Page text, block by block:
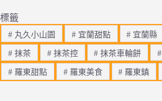
標籤
#丸久小山園 #宜蘭甜點 # 宜蘭縣
#抹茶 #抹茶控 # 抹茶車輪餅 #
#羅東甜點 #羅東美食 # 羅東鎮